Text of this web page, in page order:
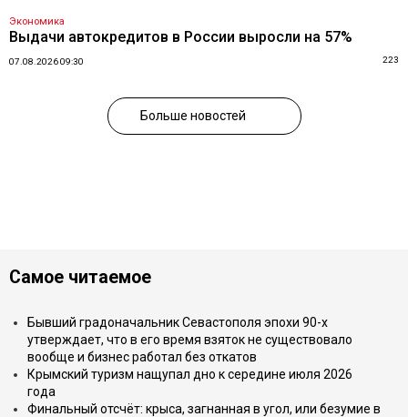
Экономика
Выдачи автокредитов в России выросли на 57%
07.08.2026 09:30 223
Больше новостей
Самое читаемое
Бывший градоначальник Севастополя эпохи 90-х
утверждает, что в его время взяток не существовало
вообще и бизнес работал без откатов
Крымский туризм нащупал дно к середине июля 2026
года
Финальный отсчёт: крыса, загнанная в угол, или безумие в